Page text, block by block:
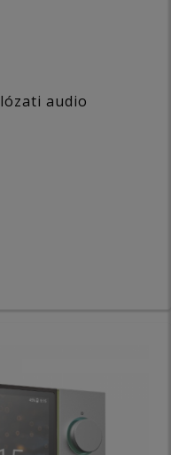
audio